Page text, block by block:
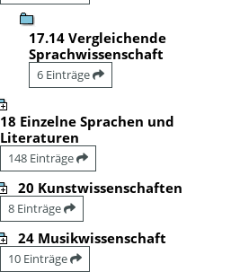
17.14 Vergleichende
Sprachwissenschaft
6 Einträge
18 Einzelne Sprachen und
Literaturen
148 Einträge
20 Kunstwissenschaften
8 Einträge
24 Musikwissenschaft
10 Einträge